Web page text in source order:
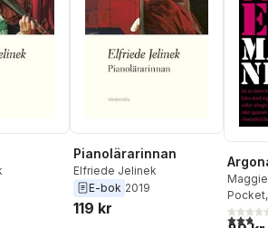
Pianolärarinnan
Elfriede Jelinek
E-bok 2019
119 kr
Pocket
2,8utav